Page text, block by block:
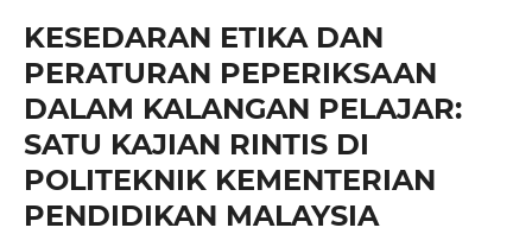
KESEDARAN ETIKA DAN
PERATURAN PEPERIKSAAN
DALAM KALANGAN PELAJAR:
SATU KAJIAN RINTIS DI
POLITEKNIK KEMENTERIAN
PENDIDIKAN MALAYSIA